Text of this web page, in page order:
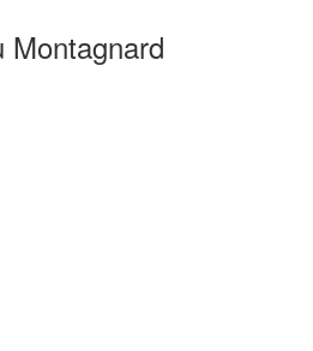
Montagnard